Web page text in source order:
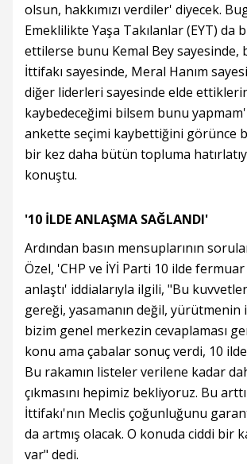
olsun, hakkımızı verdiler' diyecek.
Emeklilikte Yaşa Takılanlar (EYT) da
ettilerse bunu Kemal Bey sayesinde,
İttifakı sayesinde, Meral Hanım
diğer liderleri sayesinde elde
kaybedeceğimi bilsem bunu
ankette seçimi kaybettiğini görünce
bir kez daha bütün topluma
konuştu.
'10 İLDE ANLAŞMA SAĞLANDI'
Ardından basın mensuplarının
Özel, 'CHP ve İYİ Parti 10 ilde
anlaştı' iddialarıyla ilgili, "Bu kuvvetler
gereği, yasamanın değil, yürütmenin
bizim genel merkezin cevaplaması
konu ama çabalar sonuç verdi, 10
Bu rakamın listeler verilene kadar
çıkmasını hepimiz bekliyoruz. Bu
İttifakı'nın Meclis çoğunluğunu
da artmış olacak. O konuda ciddi bir
var" dedi.